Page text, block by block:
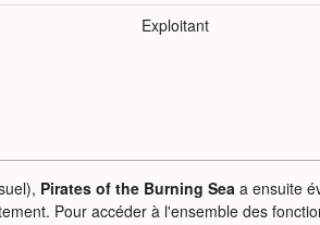
Exploitant
Pirates of the Burning Sea a ensuite
Pour accéder à l'ensemble des